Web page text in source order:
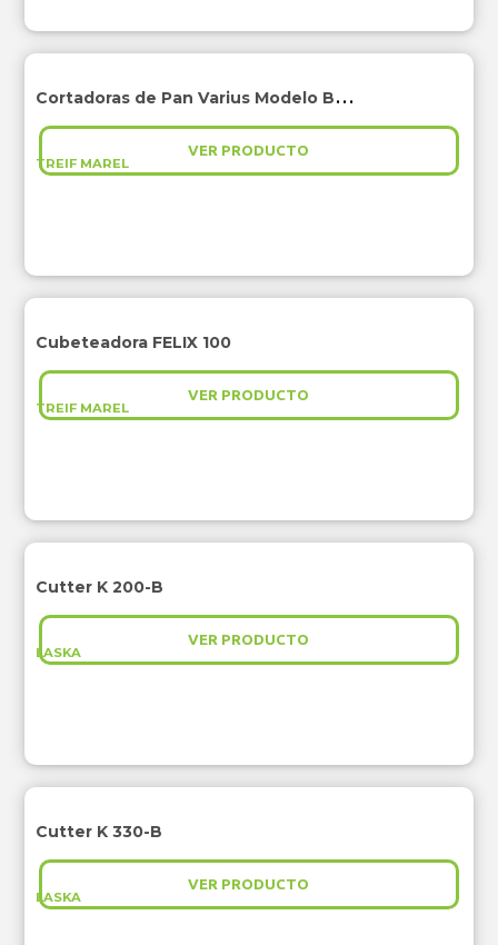
TREIF MAREL
Cortadoras de Pan Varius Modelo Básico
VER PRODUCTO
TREIF MAREL
Cubeteadora FELIX 100
VER PRODUCTO
LASKA
Cutter K 200-B
VER PRODUCTO
LASKA
Cutter K 330-B
VER PRODUCTO